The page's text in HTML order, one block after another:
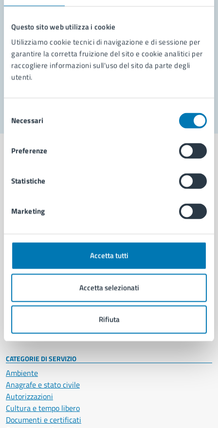
Questo sito web utilizza i cookie
Utilizziamo cookie tecnici di navigazione e di sessione per
garantire la corretta fruizione del sito e cookie analitici per
raccogliere informazioni sull'uso del sito da parte degli
utenti.
delNecessari
Preferenze
Statistiche
Marketing
Accetta tutti
Accetta selezionati
Rifiuta
Leggi le domande frequenti
Richiedi assistenza
Prenota appuntamento
Problemi in città
Comune di Napoli
AMMINISTRAZIONE
Organi di governo
Uffici
Enti e fondazioni
Personale amministrativo
Intranet, posta aziendale e protocollo
CATEGORIE DI SERVIZIO
Ambiente
Anagrafe e stato civile
Autorizzazioni
Cultura e tempo libero
Documenti e certificati